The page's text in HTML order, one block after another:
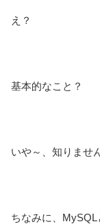
え？
基本的なこと？
いや～、知りませ
ちなみに、